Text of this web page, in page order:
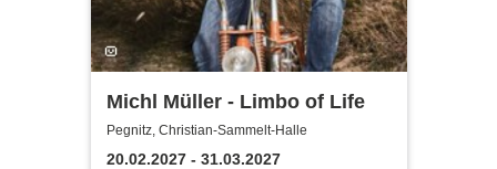
Michl Müller - Limbo of Life
Pegnitz, Christian-Sammelt-Halle
20.02.2027 - 31.03.2027